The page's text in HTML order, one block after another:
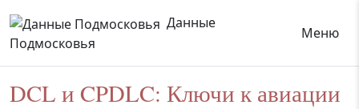
Данные
Подмосковья
Меню
DCL и CPDLC: Ключи к авиации